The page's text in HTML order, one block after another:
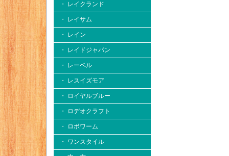
・ レイクランド
・ レイサム
・ レイン
・ レイドジャパン
・ レーベル
・ レスイズモア
・ ロイヤルブルー
・ ロデオクラフト
・ ロボワーム
・ ワンスタイル